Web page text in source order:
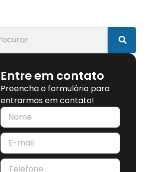
Entre em contato
Preencha o formulário para
entrarmos em contato!